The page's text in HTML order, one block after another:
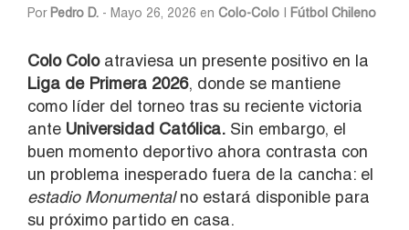
Por Pedro D. - Mayo 26, 2026 en Colo-Colo Fútbol Chileno
Colo Coloatraviesa un presente positivo en la
Liga de Primera 2026, donde se mantiene
como líder del torneo tras su reciente victoria
ante Universidad Católica. Sin embargo, el
buen momento deportivo ahora contrasta con
un problema inesperado fuera de la cancha: el
estadio Monumentalno estará disponible para
su próximo partido en casa.